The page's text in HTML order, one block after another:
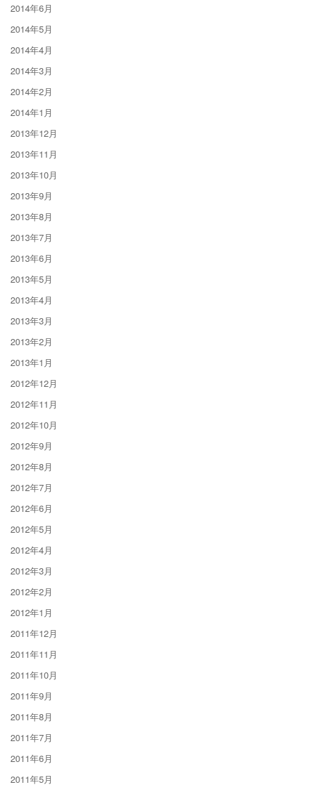
2014年6月
2014年5月
2014年4月
2014年3月
2014年2月
2014年1月
2013年12月
2013年11月
2013年10月
2013年9月
2013年8月
2013年7月
2013年6月
2013年5月
2013年4月
2013年3月
2013年2月
2013年1月
2012年12月
2012年11月
2012年10月
2012年9月
2012年8月
2012年7月
2012年6月
2012年5月
2012年4月
2012年3月
2012年2月
2012年1月
2011年12月
2011年11月
2011年10月
2011年9月
2011年8月
2011年7月
2011年6月
2011年5月